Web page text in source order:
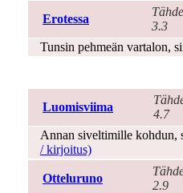
Erotessa
3.3
Tunsin pehmeän vartalon,
Luomisviima
4.7
Annan siveltimille kohdun,
/ kirjoitus)
Otteluruno
2.9